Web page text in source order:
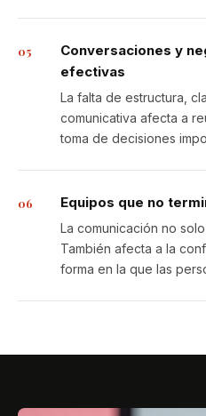
05
Conversaciones y
efectivas
La falta de estructura,
comunicativa afecta a
toma de decisiones
06 Equipos que no
La comunicación no
También afecta a la
forma en la que las